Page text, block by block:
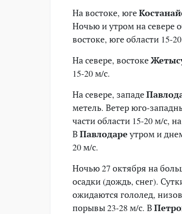
На востоке, юге
Ночью и утром на севере
востоке, юге области 15-
На севере, востоке
15-20 м/с.
На севере, западе
метель. Ветер юго-
части области 15-20 м/с,
В Павлодареутром и
20 м/с.
Ночью 27 октября на
осадки (дождь, снег).
ожидаются гололед,
порывы 23-28 м/с. В